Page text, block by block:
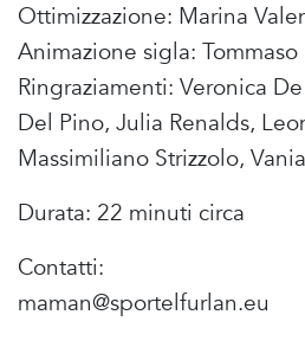
Ottimizzazione: Marina
Animazione sigla: Tommaso
Ringraziamenti: Veronica
Del Pino, Julia Renalds,
Massimiliano Strizzolo,
Durata: 22 minuti circa
Contatti:
maman@sportelfurlan.eu